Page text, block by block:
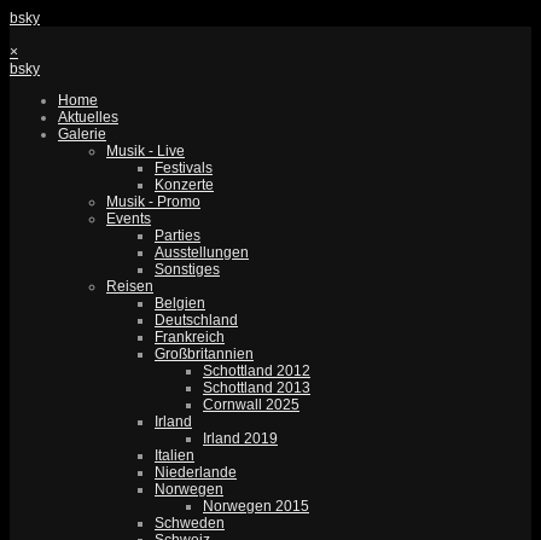
bsky
×
bsky
Home
Aktuelles
Galerie
Musik - Live
Festivals
Konzerte
Musik - Promo
Events
Parties
Ausstellungen
Sonstiges
Reisen
Belgien
Deutschland
Frankreich
Großbritannien
Schottland 2012
Schottland 2013
Cornwall 2025
Irland
Irland 2019
Italien
Niederlande
Norwegen
Norwegen 2015
Schweden